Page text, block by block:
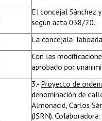
El concejal Sánchez
según acta 038/20.
La concejala
Con las
aprobado por
3.- Proyecto de
denominación de
Almonacid, Carlos
(JSRN).